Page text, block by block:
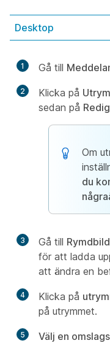
Desktop
1 Gå till
2 Klicka på
sedan på
Om
du
några
3 Gå till Rymdbild
för att ladda
att ändra en
4 Klicka på
på utrymmet.
5 Välj en